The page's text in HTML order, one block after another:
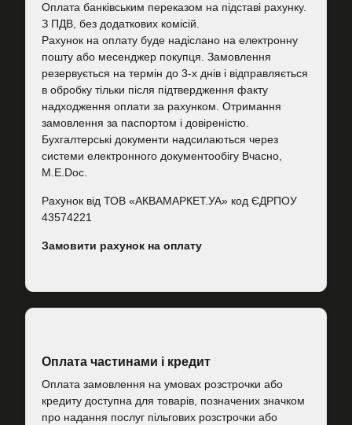
Оплата банківським переказом на підставі рахунку.
З ПДВ, без додаткових комісій.
Рахунок на оплату буде надіслано на електронну
пошту або месенджер покупця. Замовлення
резервується на термін до 3-х днів і відправляється
в обробку тільки після підтвердження факту
надходження оплати за рахунком. Отримання
замовлення за паспортом і довіреністю.
Бухгалтерські документи надсилаються через
системи електронного документообігу Вчасно,
M.E.Doc.
Рахунок від ТОВ «АКВАМАРКЕТ.УА» код ЄДРПОУ
43574221
Замовити рахунок на оплату
Оплата частинами і кредит
Оплата замовлення на умовах розстрочки або
кредиту доступна для товарів, позначених значком
про надання послуг пільгових розстрочки або